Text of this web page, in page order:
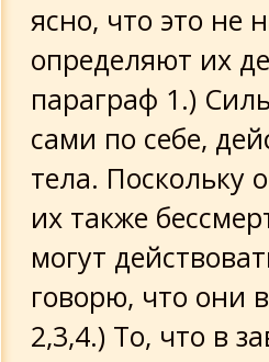
ясно, что это не
определяют их
параграф 1.)
сами по себе,
тела. Поскольку
их также
могут
говорю, что они
2,3,4.) То, что в